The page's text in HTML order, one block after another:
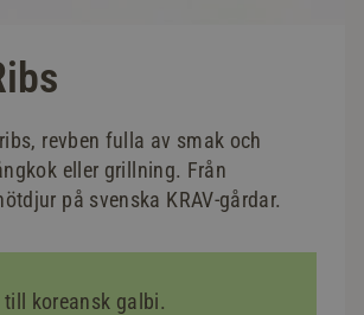
revben fulla av smak och
eller grillning. Från
på svenska KRAV-gårdar.
till koreansk galbi.